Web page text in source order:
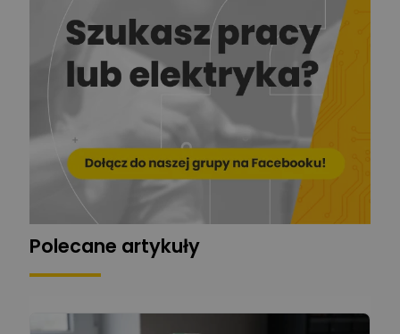
EL-ROJ
Ekspert
Automatyk/Elektryk/Mana
ger
Zadaj pytanie
Ekspert Zadaj pytanie
Zadaj pytanie
Polecane artykuły